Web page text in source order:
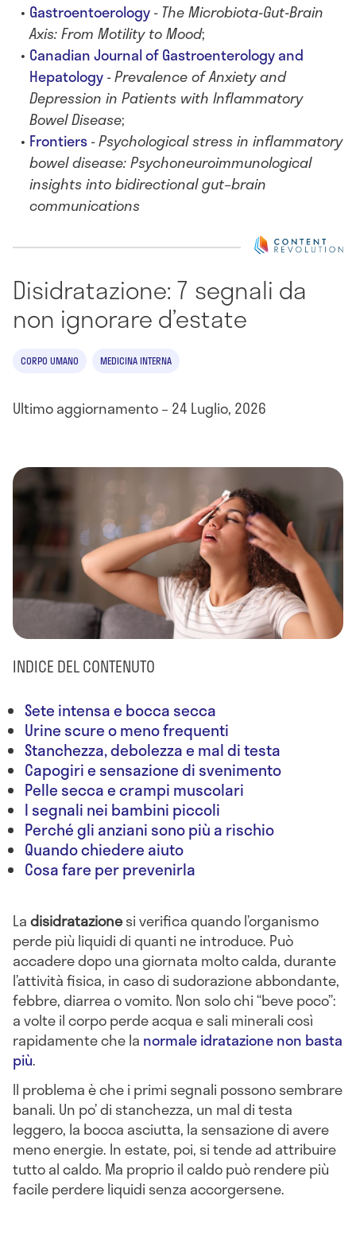
Gastroentoerology- The Microbiota-Gut-Brain
Axis: From Motility to Mood;
Canadian Journal of Gastroenterology and
Hepatology-Prevalence of Anxiety and
Depression in Patients with Inflammatory
Bowel Disease;
Frontiers-Psychological stress in inflammatory
bowel disease: Psychoneuroimmunological
insights into bidirectional gut–brain
communications
Disidratazione: 7 segnali da
non ignorare d’estate
CORPO UMANO MEDICINA INTERNA
Ultimo aggiornamento – 24 Luglio, 2026
INDICE DEL CONTENUTO
Sete intensa e bocca secca
Urine scure o meno frequenti
Stanchezza, debolezza e mal di testa
Capogiri e sensazione di svenimento
Pelle secca e crampi muscolari
I segnali nei bambini piccoli
Perché gli anziani sono più a rischio
Quando chiedere aiuto
Cosa fare per prevenirla
Ladisidratazionesi verifica quando l’organismo
perde più liquidi di quanti ne introduce. Può
accadere dopo una giornata molto calda, durante
l’attività fisica, in caso di sudorazione abbondante,
febbre, diarrea o vomito. Non solo chi “beve poco”:
a volte il corpo perde acqua e sali minerali così
rapidamente che la normale idratazione non basta
più.
Il problema è che i primi segnali possono sembrare
banali. Un po’ di stanchezza, un mal di testa
leggero, la bocca asciutta, la sensazione di avere
meno energie. In estate, poi, si tende ad attribuire
tutto al caldo. Ma proprio il caldo può rendere più
facile perdere liquidi senza accorgersene.